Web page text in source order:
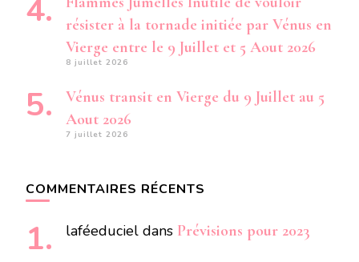
résister à la tornade initiée par Vénus en
Vierge entre le 9 Juillet et 5 Aout 2026
8 juillet 2026
Vénus transit en Vierge du 9 Juillet au 5
Aout 2026
7 juillet 2026
COMMENTAIRES RÉCENTS
laféeduciel dans Prévisions pour 2023